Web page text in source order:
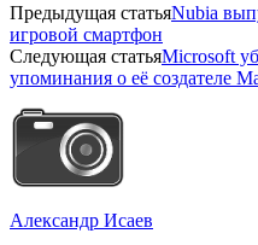
Предыдущая статьяNubia
игровой смартфон
Следующая статьяMicrosoft
упоминания о её создателе
Александр Исаев